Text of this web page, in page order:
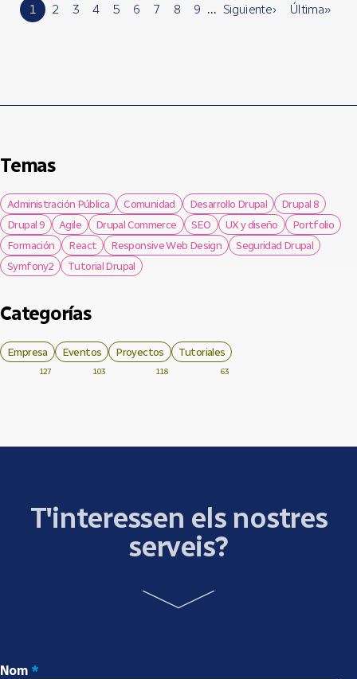
1 2 3 4 5 6 7 8 9 … Siguiente › Última »
Temas
Administración Pública Comunidad Desarrollo Drupal
Drupal 8
Drupal 9
Agile Drupal Commerce SEO UX y diseño
Portfolio
Formación
React Responsive Web Design
Seguridad Drupal
Symfony2
Tutorial Drupal
Categorías
Empresa
127
Eventos
103
Proyectos
118
Tutoriales
63
T'interessen els nostres
serveis?
Nom *